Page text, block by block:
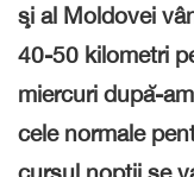
şi al Moldovei
40-50 kilometri
miercuri după-
cele normale